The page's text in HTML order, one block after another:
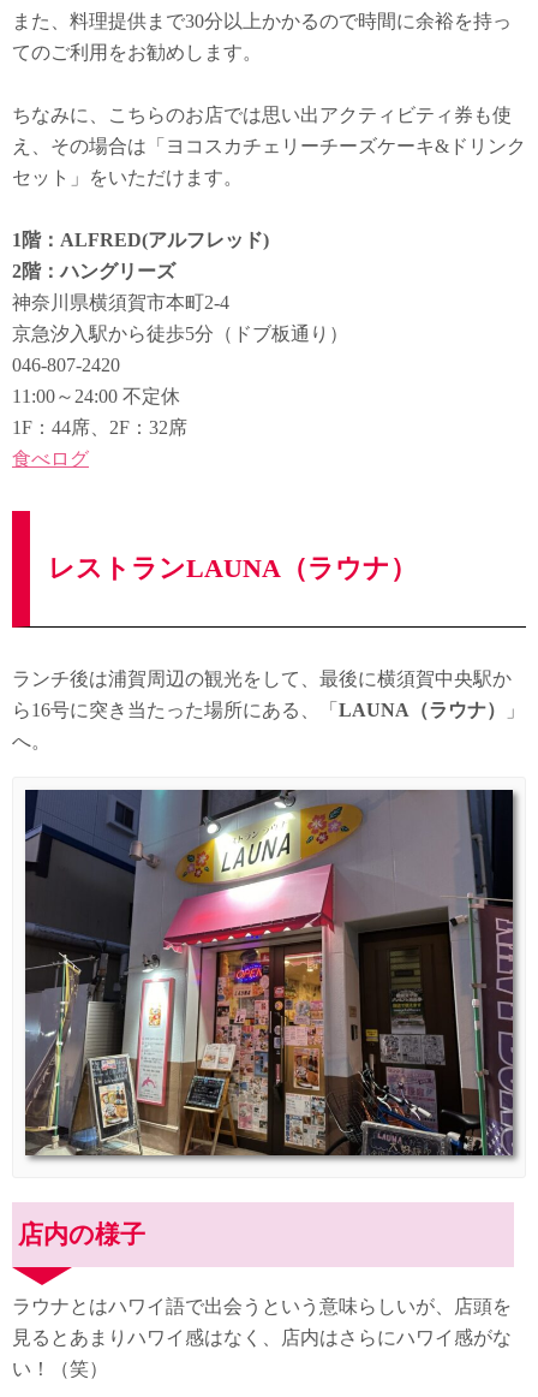
また、料理提供まで30分以上かかるので時間に余裕を持っ
てのご利用をお勧めします。
ちなみに、こちらのお店では思い出アクティビティ券も使
え、その場合は「ヨコスカチェリーチーズケーキ&ドリンク
セット」をいただけます。
1階：ALFRED(アルフレッド)
2階：ハングリーズ
神奈川県横須賀市本町2-4
京急汐入駅から徒歩5分（ドブ板通り）
046-807-2420
11:00～24:00 不定休
1F：44席、2F：32席
食べログ
レストランLAUNA（ラウナ）
ランチ後は浦賀周辺の観光をして、最後に横須賀中央駅か
ら16号に突き当たった場所にある、「 LAUNA（ラウナ）
」
へ。
店内の様子
ラウナとはハワイ語で出会うという意味らしいが、店頭を
見るとあまりハワイ感はなく、店内はさらにハワイ感がな
い！（笑）